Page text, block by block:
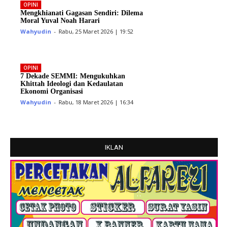
OPINI
Mengkhianati Gagasan Sendiri: Dilema
Moral Yuval Noah Harari
Wahyudin - Rabu, 25 Maret 2026 | 19:52
OPINI
7 Dekade SEMMI: Mengukuhkan
Khittah Ideologi dan Kedaulatan
Ekonomi Organisasi
Wahyudin - Rabu, 18 Maret 2026 | 16:34
IKLAN